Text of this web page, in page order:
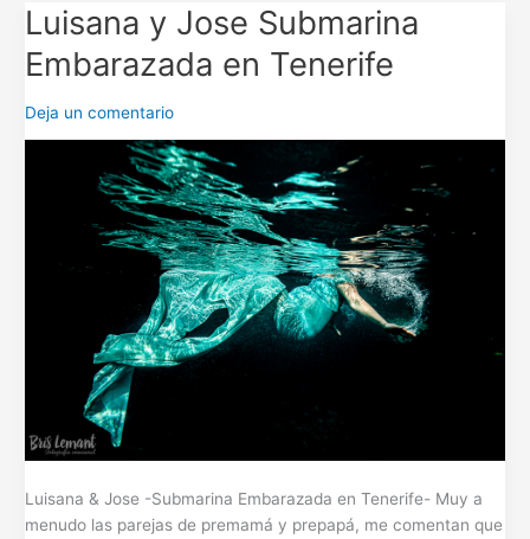
Luisana y Jose Submarina
Embarazada en Tenerife
Deja un comentario
Luisana & Jose -Submarina Embarazada en Tenerife- Muy a
menudo las parejas de premamá y prepapá, me comentan que
Luisana
y
Jose
Embarazada
en